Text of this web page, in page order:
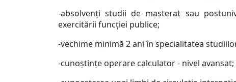
-absolvenţi studii de masterat sau
exercitării funcţiei publice;
-vechime minimă 2 ani în specialitatea
-cunoştinţe operare calculator - nivel avansat;